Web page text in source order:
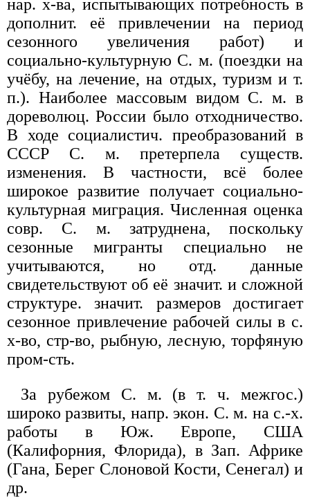
нар. х-ва, испытывающих потребность в
дополнит. её привлечении на период
сезонного увеличения работ) и
социально-культурную С. м. (поездки на
учёбу, на лечение, на отдых, туризм и т.
п.). Наиболее массовым видом С. м. в
дореволюц. России было отходничество.
В ходе социалистич. преобразований в
СССР С. м. претерпела существ.
изменения. В частности, всё более
широкое развитие получает социально-
культурная миграция. Численная оценка
совр. С. м. затруднена, поскольку
сезонные мигранты специально не
учитываются, но отд. данные
свидетельствуют об её значит. и сложной
структуре. значит. размеров достигает
сезонное привлечение рабочей силы в с.
х-во, стр-во, рыбную, лесную, торфяную
пром-сть.
За рубежом С. м. (в т. ч. межгос.)
широко развиты, напр. экон. С. м. на с.-х.
работы в Юж. Европе, США
(Калифорния, Флорида), в Зап. Африке
(Гана, Берег Слоновой Кости, Сенегал) и
др.